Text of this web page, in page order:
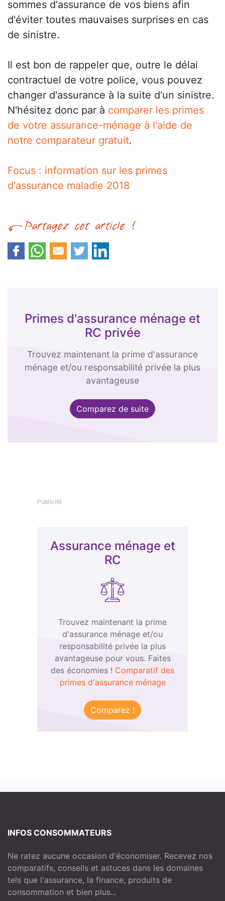
sommes d'assurance de vos biens afin
d'éviter toutes mauvaises surprises en cas
de sinistre.
Il est bon de rappeler que, outre le délai
contractuel de votre police, vous pouvez
changer d'assurance à la suite d'un sinistre.
N'hésitez donc par à comparer les primes
de votre assurance-ménage à l'aide de
notre comparateur gratuit.
Focus : information sur les primes
d'assurance maladie 2018
Primes d'assurance ménage et
RC privée
Trouvez maintenant la prime d'assurance
ménage et/ou responsabilité privée la plus
avantageuse
Comparez de suite
Publicité
Assurance ménage et
RC
Trouvez maintenant la prime
d'assurance ménage et/ou
responsabilité privée la plus
avantageuse pour vous. Faites
des économies ! Comparatif des
primes d'assurance ménage
Comparez !
INFOS CONSOMMATEURS
Ne ratez aucune occasion d'économiser. Recevez nos
comparatifs, conseils et astuces dans les domaines
tels que l'assurance, la finance, produits de
consommation et bien plus...